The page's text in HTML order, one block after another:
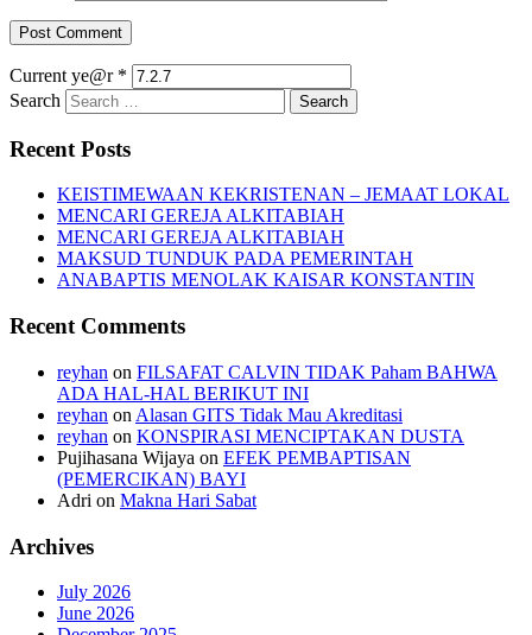
Current ye@r *
Search
Recent Posts
KEISTIMEWAAN KEKRISTENAN – JEMAAT LOKAL
MENCARI GEREJA ALKITABIAH
MENCARI GEREJA ALKITABIAH
MAKSUD TUNDUK PADA PEMERINTAH
ANABAPTIS MENOLAK KAISAR KONSTANTIN
Recent Comments
reyhan on FILSAFAT CALVIN TIDAK Paham BAHWA
ADA HAL-HAL BERIKUT INI
reyhan on Alasan GITS Tidak Mau Akreditasi
reyhan on KONSPIRASI MENCIPTAKAN DUSTA
Pujihasana Wijaya on EFEK PEMBAPTISAN
(PEMERCIKAN) BAYI
Adri on Makna Hari Sabat
Archives
July 2026
June 2026